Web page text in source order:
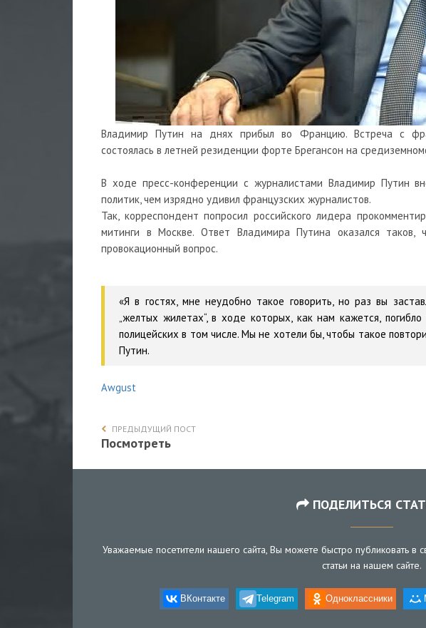
Владимир Путин на днях прибыл во Францию. Встреча с
состоялась в летней резиденции форте Брегансон на
В ходе пресс-конференции с журналистами Владимир Путин
политик, чем изрядно удивил французских журналистов.
Так, корреспондент попросил российского лидера
митинги в Москве. Ответ Владимира Путина оказался
провокационный вопрос.
«Я в гостях, мне неудобно такое говорить, но раз вы
„желтых жилетах“, в ходе которых, как нам кажется,
полицейских в том числе. Мы не хотели бы, чтобы такое
Путин.
Awgust
ПРЕДЫДУЩИЙ ПОСТ
Посмотреть
ПОДЕЛИТЬСЯ
Уважаемые посетители нашего сайта, Вы можете быстро публиковать в
статьи на нашем сайте.
ВКонтакте Telegram Одноклассники